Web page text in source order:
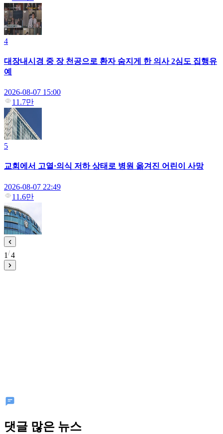
4
대장내시경 중 장 천공으로 환자 숨지게 한 의사 2심도 집행유
예
2026-08-07 15:00
11.7만
5
교회에서 고열·의식 저하 상태로 병원 옮겨진 어린이 사망
2026-08-07 22:49
11.6만
1 4
댓글 많은 뉴스